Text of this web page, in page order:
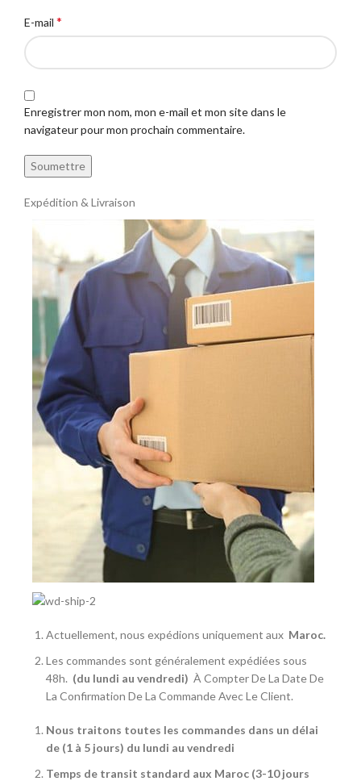
E-mail *
Enregistrer mon nom, mon e-mail et mon site dans le
navigateur pour mon prochain commentaire.
Expédition & Livraison
Actuellement, nous expédions uniquement aux Maroc.
Les commandes sont généralement expédiées sous
48h. (du lundi au vendredi) À Compter De La Date De
La Confirmation De La Commande Avec Le Client.
Nous traitons toutes les commandes dans un délai
de (1 à 5 jours) du lundi au vendredi
Temps de transit standard aux Maroc (3-10 jours